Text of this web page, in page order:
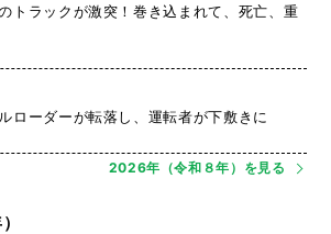
トラックが激突！巻き込まれて、死亡、重
ローダーが転落し、運転者が下敷きに
2026年（令和８年）を見る